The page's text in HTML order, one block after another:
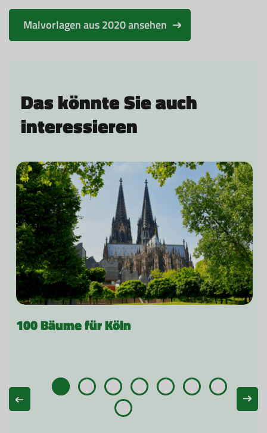
Malvorlagen aus 2020 ansehen
Das könnte Sie auch
interessieren
100 Bäume für Köln